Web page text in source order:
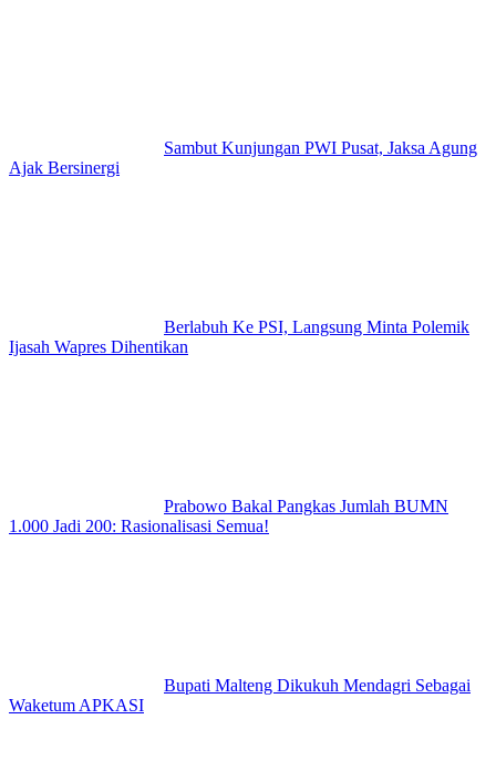
Sambut Kunjungan PWI Pusat, Jaksa Agung
Ajak Bersinergi
Berlabuh Ke PSI, Langsung Minta Polemik
Ijasah Wapres Dihentikan
Prabowo Bakal Pangkas Jumlah BUMN
1.000 Jadi 200: Rasionalisasi Semua!
Bupati Malteng Dikukuh Mendagri Sebagai
Waketum APKASI